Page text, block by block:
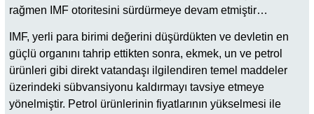
rağmen IMF otoritesini sürdürmeye devam etmiştir…
IMF, yerli para birimi değerini düşürdükten ve devletin en
güçlü organını tahrip ettikten sonra, ekmek, un ve petrol
ürünleri gibi direkt vatandaşı ilgilendiren temel maddeler
üzerindeki sübvansiyonu kaldırmayı tavsiye etmeye
yönelmiştir. Petrol ürünlerinin fiyatlarının yükselmesi ile